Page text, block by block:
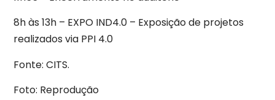
8h às 13h – EXPO IND4.0 – Exposição de projetos
realizados via PPI 4.0
Fonte: CITS.
Foto: Reprodução